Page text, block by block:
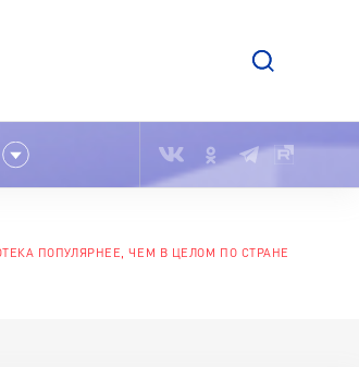
ПОПУЛЯРНЕЕ, ЧЕМ В ЦЕЛОМ ПО СТРАНЕ